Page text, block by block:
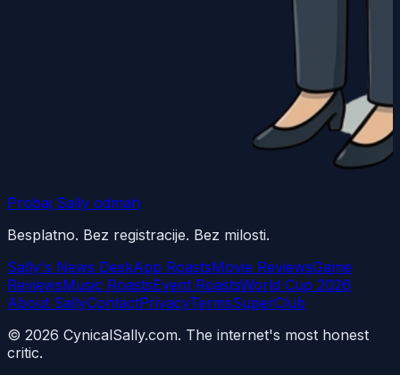
Probaj Sally odmah
Besplatno. Bez registracije. Bez milosti.
Sally's News DeskApp RoastsMovie ReviewsGame
ReviewsMusic RoastsEvent RoastsWorld Cup 2026
About SallyContactPrivacyTermsSuperClub
© 2026 CynicalSally.com. The internet's most honest
critic.